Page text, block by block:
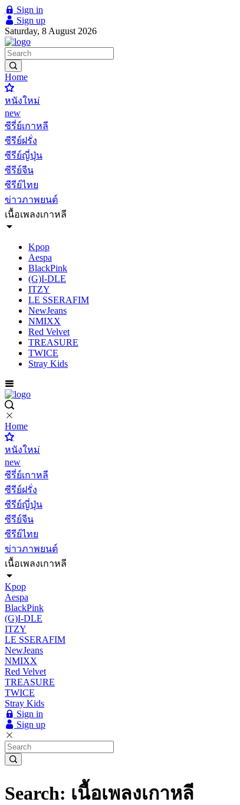
Sign in
Sign up
Saturday, 8 August 2026
Home
หนังใหม่
new
ซีรี่ย์เกาหลี
ซีรีย์ฝรั่ง
ซีรีย์ญี่ปุ่น
ซีรีย์จีน
ซีรีย์ไทย
ข่าวภาพยนต์
เนื้อเพลงเกาหลี
Kpop
Aespa
BlackPink
(G)I-DLE
ITZY
LE SSERAFIM
NewJeans
NMIXX
Red Velvet
TREASURE
TWICE
Stray Kids
Home
หนังใหม่
new
ซีรี่ย์เกาหลี
ซีรีย์ฝรั่ง
ซีรีย์ญี่ปุ่น
ซีรีย์จีน
ซีรีย์ไทย
ข่าวภาพยนต์
เนื้อเพลงเกาหลี
Kpop
Aespa
BlackPink
(G)I-DLE
ITZY
LE SSERAFIM
NewJeans
NMIXX
Red Velvet
TREASURE
TWICE
Stray Kids
Sign in
Sign up
Search: เนื้อเพลงเกาหลี